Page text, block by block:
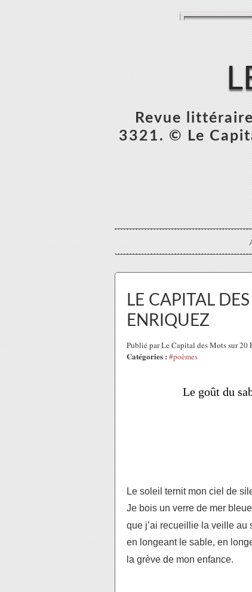
Revue
3321. © Le
LE CAPITAL
ENRIQUEZ
Publié par Le Capital des Mots sur 20
Catégories : #poèmes
Le goût du
Le soleil ternit mon ciel de
Je bois un verre de mer bleue
que j’ai recueillie la veille au
en longeant le sable, en
la grève de mon enfance.